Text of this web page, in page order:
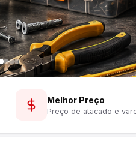
Melhor Preço
Preço de atacado e